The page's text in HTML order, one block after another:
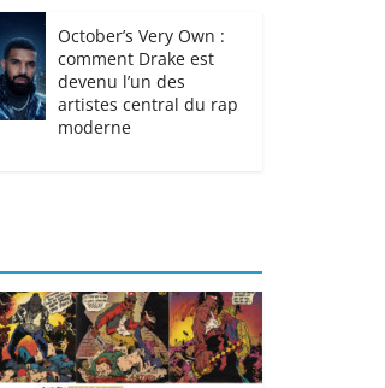
October’s Very Own :
comment Drake est
devenu l’un des
artistes central du rap
moderne